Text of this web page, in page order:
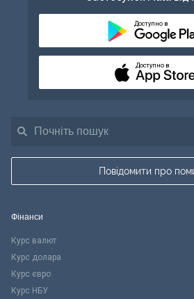
Повідомити про
Доступно в
Доступно в
Фінанси
Курс валют
Курс долара
Курс євро
Курс НБУ